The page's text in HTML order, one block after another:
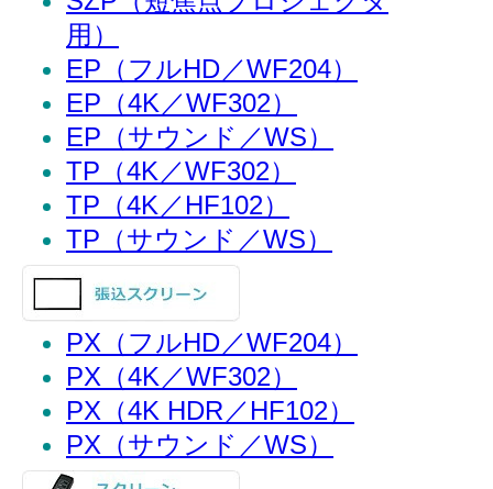
用）
EP（フルHD／WF204）
EP（4K／WF302）
EP（サウンド／WS）
TP（4K／WF302）
TP（4K／HF102）
TP（サウンド／WS）
PX（フルHD／WF204）
PX（4K／WF302）
PX（4K HDR／HF102）
PX（サウンド／WS）